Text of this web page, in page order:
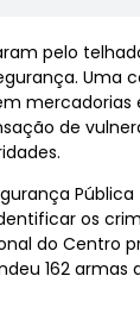
pelo
Uma
de
os
do Centro
162 armas